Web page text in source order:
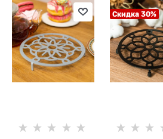
Скидка 30%